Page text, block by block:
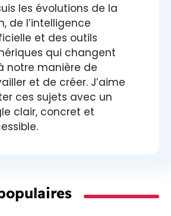
les évolutions de la
de l’intelligence
et des outils
qui changent
notre manière de
et de créer. J’aime
ces sujets avec un
clair, concret et